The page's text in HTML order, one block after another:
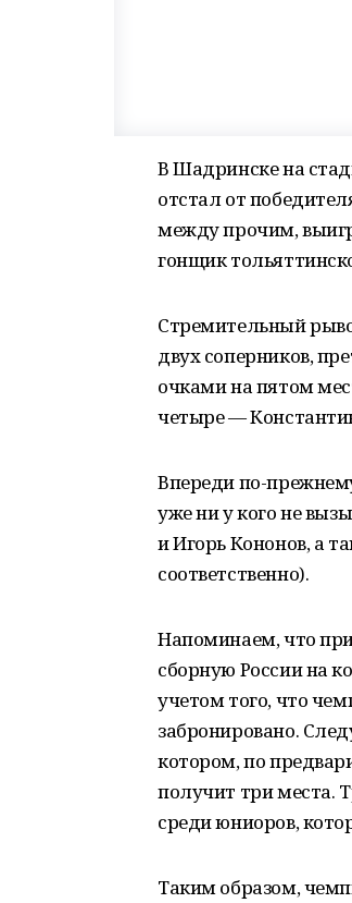
В Шадринске на
отстал от
между прочим,
гонщик
Стремительный
двух соперников,
очками на пятом
четыре —
Впереди по-
уже ни у кого не
и Игорь Кононов, а
соответственно).
Напоминаем, что
сборную России на
учетом того, что
забронировано.
котором, по
получит три места.
среди юниоров,
Таким образом,